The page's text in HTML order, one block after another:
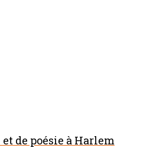
de poésie à Harlem